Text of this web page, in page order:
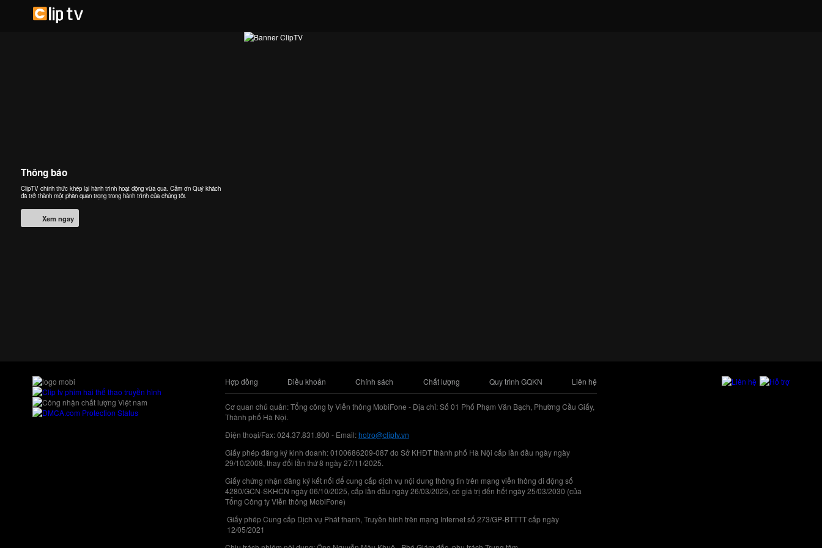
Thông báo
ClipTV chính thức khép lại hành trình hoạt động vừa qua. Cảm ơn Quý khách
đã trở thành một phần quan trọng trong hành trình của chúng tôi.
Xem ngay
Hợp đồng Điều khoản Chính sách Chất lượng Quy trình GQKN Liên hệ
Cơ quan chủ quản: Tổng công ty Viễn thông MobiFone - Địa chỉ: Số 01 Phố Phạm Văn Bạch, Phường Cầu Giấy,
Thành phố Hà Nội.
Điện thoại/Fax: 024.37.831.800 - Email:hotro@cliptv.vn
Giấy phép đăng ký kinh doanh: 0100686209-087 do Sở KHĐT thành phố Hà Nội cấp lần đầu ngày ngày
29/10/2008, thay đổi lần thứ 8 ngày 27/11/2025.
Giấy chứng nhận đăng ký kết nối để cung cấp dịch vụ nội dung thông tin trên mạng viễn thông di động số
4280/GCN-SKHCN ngày 06/10/2025, cấp lần đầu ngày 26/03/2025, có giá trị đến hết ngày 25/03/2030 (của
Tổng Công ty Viễn thông MobiFone)
Giấy phép Cung cấp Dịch vụ Phát thanh, Truyền hình trên mạng Internet số 273/GP-BTTTT cấp ngày
12/05/2021